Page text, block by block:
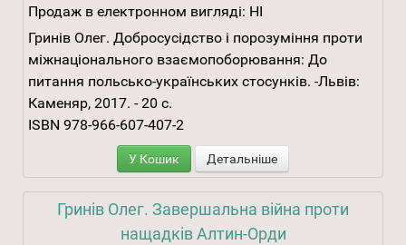
Продаж в електронном вигляді: НІ
Гринів Олег. Добросусідство і порозуміння проти
міжнаціонального взаємопоборювання: До
питання польсько-українських стосунків. -Львів:
Каменяр, 2017. - 20 с.
ISBN 978-966-607-407-2
У Кошик Детальніше
Гринів Олег. Завершальна війна проти
нащадків Алтин-Орди